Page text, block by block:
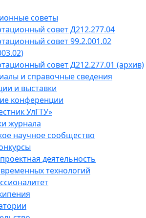
советы
совет Д212.277.04
совет 99.2.001.02
совет Д212.277.01 (архив)
и справочные сведения
и выставки
конференции
УлГТУ»
журнала
научное сообщество
деятельность
технологий